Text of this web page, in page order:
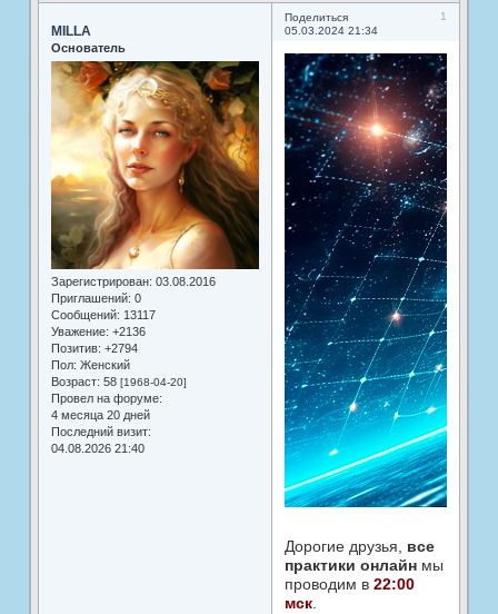
Поделиться
1
05.03.2024 21:34
MILLA
Основатель
Зарегистрирован: 03.08.2016
Приглашений: 0
Сообщений: 13117
Уважение: +2136
Позитив: +2794
Пол: Женский
Возраст: 58 [1968-04-20]
Провел на форуме:
4 месяца 20 дней
Последний визит:
04.08.2026 21:40
Дорогие друзья, все
практики онлайнмы
проводим в 22:00
мск.